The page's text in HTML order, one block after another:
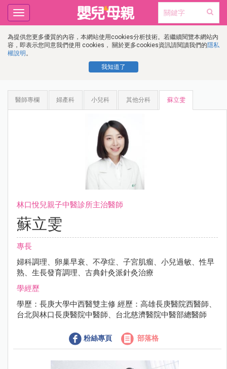
為提供您更多優質的內容，本網站使用cookies分析技術。若繼續閱覽本網站內
容，即表示您同意我們使用 cookies， 關於更多cookies資訊請閱讀我們的隱私
權說明 。
我知道了
Toggle
navigation
醫師專欄 婦產科 小兒科 其他分科 蘇立雯
林口悅兒親子中醫診所主治醫師
蘇立雯
專長
婦科調理、卵巢早衰、不孕症、子宮肌瘤、小兒過敏、性早
熟、生長發育調理、古典針灸派針灸治療
學經歷
學歷：長庚大學中西醫雙主修 經歷：高雄長庚醫院西醫師、
台北與林口長庚醫院中醫師、台北慈濟醫院中醫部總醫師
粉絲專頁 部落格